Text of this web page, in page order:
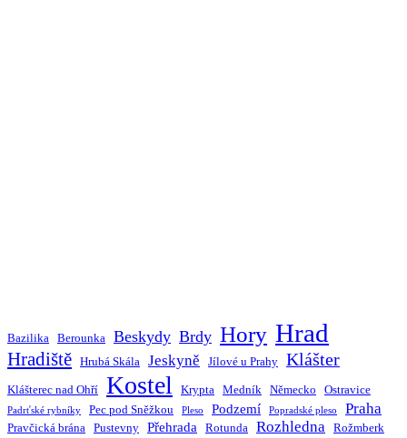
Bazilika Berounka Beskydy Brdy Hory Hrad
Hradiště Hrubá Skála Jeskyně Jílové u Prahy Klášter
Klášterec nad Ohří Kostel Krypta Medník Německo Ostravice
Padrťské rybníky Pec pod Sněžkou Pleso Podzemí Popradské pleso Praha
Pravčická brána Pustevny Přehrada Rotunda Rozhledna
Rožmberk